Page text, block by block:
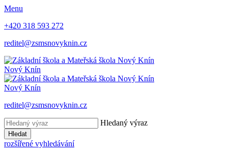
Menu
+420 318 593 272
reditel@zsmsnovyknin.cz
Nový Knín
Nový Knín
reditel@zsmsnovyknin.cz
Hledaný výraz
Hledat
rozšířené vyhledávání